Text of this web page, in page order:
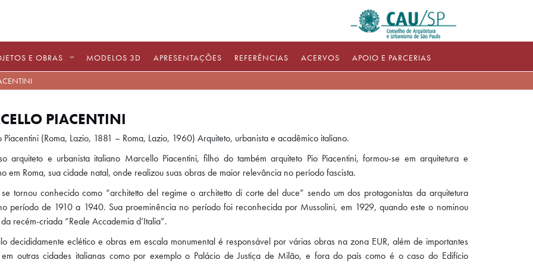
E OBRAS MODELOS 3D APRESENTAÇÕES REFERÊNCIAS ACERVOS APOIO E PARCERIAS
PIACENTINI
(Roma, Lazio, 1881 – Roma, Lazio, 1960) Arquiteto, urbanista e acadêmico italiano.
arquiteto e urbanista italiano Marcello Piacentini, filho do também arquiteto Pio Piacentini, formou-se em arquitetura e
em Roma, sua cidade natal, onde realizou suas obras de maior relevância no período fascista.
tornou conhecido como “architetto del regime o architetto di corte del duce” sendo um dos protagonistas da arquitetura
período de 1910 a 1940. Sua proeminência no período foi reconhecida por Mussolini, em 1929, quando este o nominou
recém-criada “Reale Accademia d’Italia”.
decididamente eclético e obras em escala monumental é responsável por várias obras na zona EUR, além de importantes
em outras cidades italianas como por exemplo o Palácio de Justiça de Milão, e fora do país como é o caso do Edifício